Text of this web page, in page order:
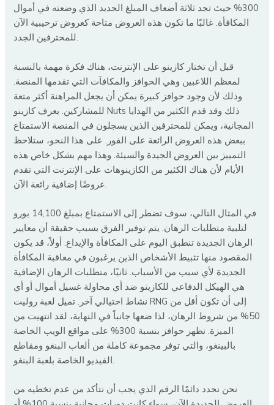
300% حيث تجد ثلاثة أضعاف المبلغ الجديد الذي وضعته في أموال
المكافأة. غالبًا ما تكون هذه العروض متاحة كعروض ترحيبية الآن
للمحترفين الجدد.
قبل أن تختار كازينو على الإنترنت، هناك فكرة مهمة بالنسبة
لمعظم اللاعبين وهي الحوافز والمكافآت التي تقدمها المنصة.
وذلك لأن وجود حوافز كبيرة يمكن أن يجعل المراهنة أكثر متعة
للمشاركين. يعرف كازينو Nuts ذلك وقد قدم الكثير من الهدايا
المجانية، ويمكن للمحترفين الذين يسجلون في المنصة الاستمتاع
ببعض هذه العروض الرائعة على الفور. على هذا النحو، ستلاحظ
التمييز بين العروض الجيدة والسيئة. وهذا مهم بشكل خاص هذه
الأيام لأن هناك الكثير من الكازينوهات على الإنترنت التي تقدم
في المثال التالي، سوف تضطر إلى الاستمتاع بمبلغ 14,100 يورو
لتلبية متطلبات الرهان. يتم توفير الفرق بسبب حقيقة أن معايير
الرهان الجديدة تنطبق اليوم على المكافأة والإيداع. أولاً، قد يكون
المقصود منها تثبيط الأشخاص الذين يرغبون في معاقبة المكافأة
الجديدة لأي سبب من الأسباب. ثانيًا، متطلبات الرهان الإضافية
هي الهيكل الدفاعي للكازينو ضد أي محاولة غسيل أموال أو أي
نشاط احتيالي آخر. تميل لعبة روليت RNG إلى أن تكون أقل من
50% من شروط الرهان، لذا ضعها جانباً في النهاية، لقد انتهيت من
الميزة. تظهر حوافز بنسبة 300% على مواقع الويب الخاصة
بالبينغو، والتي توفر مجموعة كاملة من ألعاب البنغو ومقاطع
الفيديو الخاصة بلعبة البنغو.
نحن نحدد دائمًا الرقم الذي يجب أن نتأكد من عدم تخطيه من